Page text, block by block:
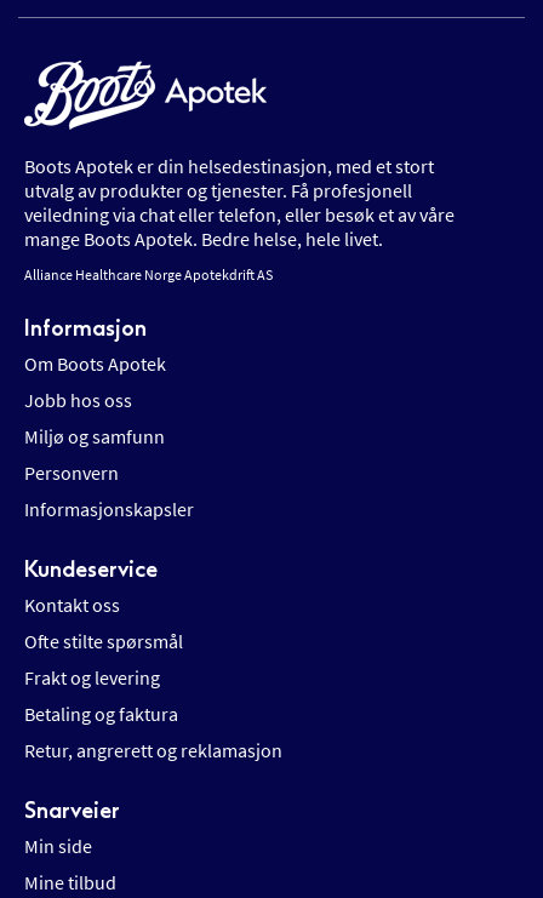
Boots Apotek er din helsedestinasjon, med et stort
utvalg av produkter og tjenester. Få profesjonell
veiledning via chat eller telefon, eller besøk et av våre
mange Boots Apotek. Bedre helse, hele livet.
Alliance Healthcare Norge Apotekdrift AS
Informasjon
Om Boots Apotek
Jobb hos oss
Miljø og samfunn
Personvern
Informasjonskapsler
Kundeservice
Kontakt oss
Ofte stilte spørsmål
Frakt og levering
Betaling og faktura
Retur, angrerett og reklamasjon
Snarveier
Min side
Mine tilbud